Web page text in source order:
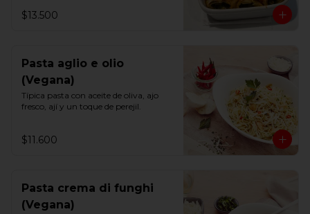
$13.500
Pasta aglio e olio
(Vegana)
Típica pasta con aceite de oliva, ajo
fresco, ají y un toque de perejil.
$11.600
Pasta crema di funghi
(Vegana)